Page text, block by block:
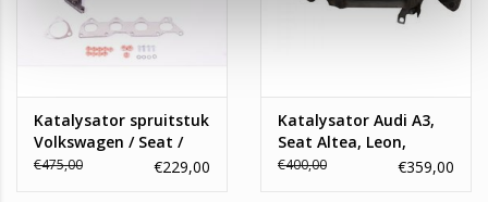
Katalysator spruitstuk
Volkswagen / Seat /
Skoda 1.4 16_V
€475,00 €229,00
Katalysator Audi A3,
Seat Altea, Leon,
Skoda Octavia,
€400,00 €359,00